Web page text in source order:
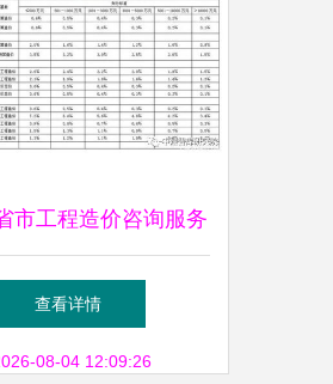
市工程造价咨询服务
费标准汇总指南
查看详情
08-04 12:09:26